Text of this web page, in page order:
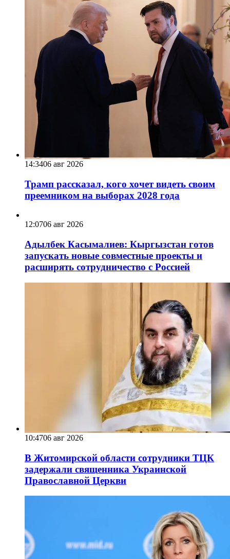
14:3406 авг 2026
Трамп рассказал, кого хочет видеть своим
преемником на выборах 2028 года
12:0706 авг 2026
Адылбек Касымалиев: Кыргызстан готов
запускать новые совместные проекты и
расширять сотрудничество с Россией
10:4706 авг 2026
В Житомирской области сотрудники ТЦК
задержали священника Украинской
Православной Церкви